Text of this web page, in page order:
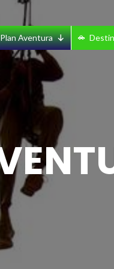
Plan Aventura